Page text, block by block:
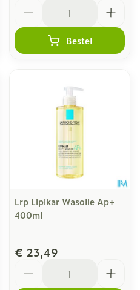
Bestel
Lrp Lipikar Wasolie Ap+
400ml
€ 23,49